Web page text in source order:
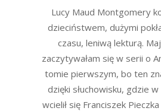
Lucy Maud Montgomery
dzieciństwem, dużymi
czasu, leniwą lekturą.
zaczytywałam się w serii o
tomie pierwszym, bo ten
dzięki słuchowisku, gdzie
wcielił się Franciszek